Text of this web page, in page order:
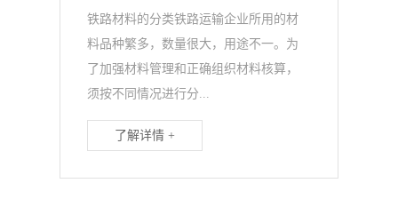
铁路材料的分类铁路运输企业所用的材
料品种繁多，数量很大，用途不一。为
了加强材料管理和正确组织材料核算，
须按不同情况进行分...
了解详情 +